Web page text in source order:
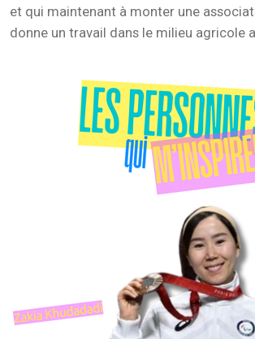
et qui maintenant à monter une
donne un travail dans le milieu agricole